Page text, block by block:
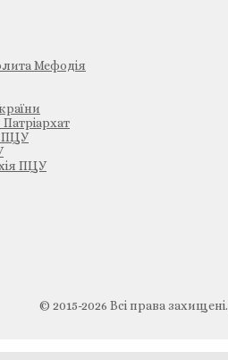
Мефодія
ПЦУ
ПЦУ
© 2015-2026 Всі права захищені.